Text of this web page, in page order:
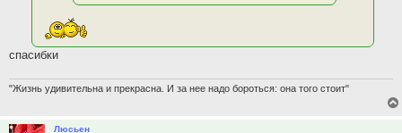
спасибки
"Жизнь удивительна и прекрасна. И за нее надо бороться: она того стоит"
Люсьен